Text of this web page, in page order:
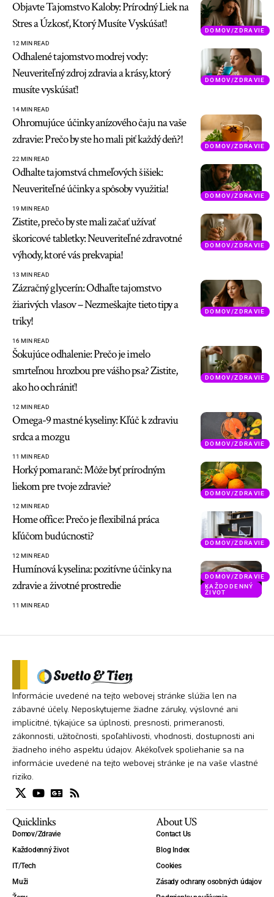
DOMOV/ZDRAVIE
Objavte Tajomstvo Kaloby: Prírodný Liek na
Stres a Úzkosť, Ktorý Musíte Vyskúšať!
12 MIN READ
DOMOV/ZDRAVIE
Odhalené tajomstvo modrej vody:
Neuveriteľný zdroj zdravia a krásy, ktorý
musíte vyskúšať!
14 MIN READ
DOMOV/ZDRAVIE
Ohromujúce účinky anízového čaju na vaše
zdravie: Prečo by ste ho mali piť každý deň?!
22 MIN READ
DOMOV/ZDRAVIE
Odhalte tajomstvá chmeľových šišiek:
Neuveriteľné účinky a spôsoby využitia!
19 MIN READ
DOMOV/ZDRAVIE
Zistite, prečo by ste mali začať užívať
škoricové tabletky: Neuveriteľné zdravotné
výhody, ktoré vás prekvapia!
13 MIN READ
DOMOV/ZDRAVIE
Zázračný glycerín: Odhaľte tajomstvo
žiarivých vlasov – Nezmeškajte tieto tipy a
triky!
16 MIN READ
DOMOV/ZDRAVIE
Šokujúce odhalenie: Prečo je imelo
smrteľnou hrozbou pre vášho psa? Zistite,
ako ho ochrániť!
12 MIN READ
DOMOV/ZDRAVIE
Omega-9 mastné kyseliny: Kľúč k zdraviu
srdca a mozgu
11 MIN READ
DOMOV/ZDRAVIE
Horký pomaranč: Môže byť prírodným
liekom pre tvoje zdravie?
12 MIN READ
DOMOV/ZDRAVIE
Home office: Prečo je flexibilná práca
kľúčom budúcnosti?
12 MIN READ
DOMOV/ZDRAVIE
KAŽDODENNÝ
ŽIVOT
Humínová kyselina: pozitívne účinky na
zdravie a životné prostredie
11 MIN READ
Informácie uvedené na tejto webovej stránke slúžia len na
zábavné účely. Neposkytujeme žiadne záruky, výslovné ani
implicitné, týkajúce sa úplnosti, presnosti, primeranosti,
zákonnosti, užitočnosti, spoľahlivosti, vhodnosti, dostupnosti ani
žiadneho iného aspektu údajov. Akékoľvek spoliehanie sa na
informácie uvedené na tejto webovej stránke je na vaše vlastné
riziko.
Quicklinks
Domov/Zdravie
Každodenný život
IT/Tech
Muži
About US
Contact Us
Blog Index
Cookies
Zásady ochrany osobných údajov